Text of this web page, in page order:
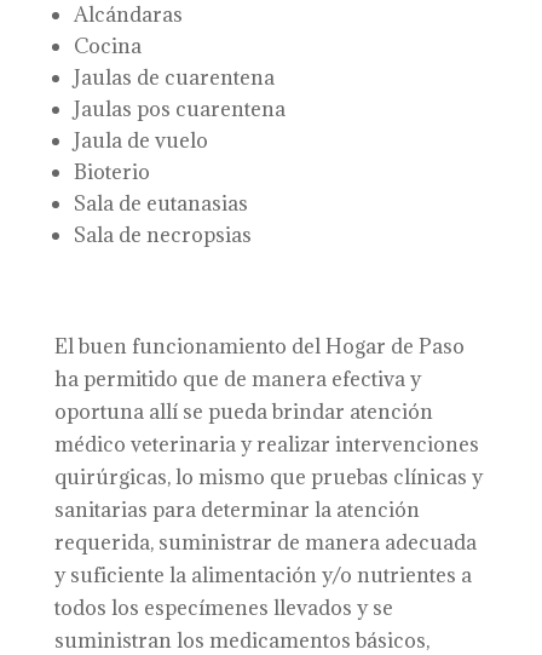
Alcándaras
Cocina
Jaulas de cuarentena
Jaulas pos cuarentena
Jaula de vuelo
Bioterio
Sala de eutanasias
Sala de necropsias
El buen funcionamiento del Hogar de Paso
ha permitido que de manera efectiva y
oportuna allí se pueda brindar atención
médico veterinaria y realizar intervenciones
quirúrgicas, lo mismo que pruebas clínicas y
sanitarias para determinar la atención
requerida, suministrar de manera adecuada
y suficiente la alimentación y/o nutrientes a
todos los especímenes llevados y se
suministran los medicamentos básicos,